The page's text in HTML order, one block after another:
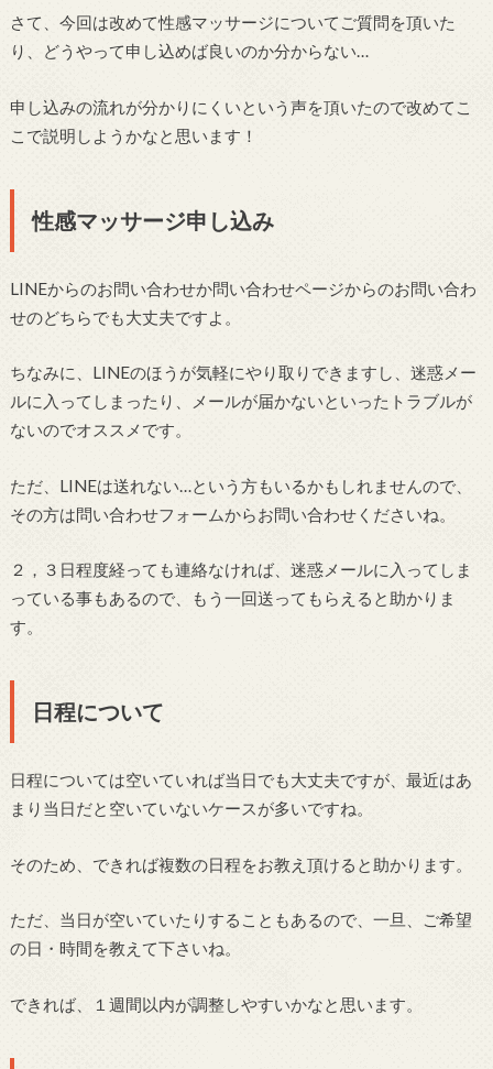
さて、今回は改めて性感マッサージについてご質問を頂いた
り、どうやって申し込めば良いのか分からない…
申し込みの流れが分かりにくいという声を頂いたので改めてこ
こで説明しようかなと思います！
性感マッサージ申し込み
LINEからのお問い合わせか問い合わせページからのお問い合わ
せのどちらでも大丈夫ですよ。
ちなみに、LINEのほうが気軽にやり取りできますし、迷惑メー
ルに入ってしまったり、メールが届かないといったトラブルが
ないのでオススメです。
ただ、LINEは送れない…という方もいるかもしれませんので、
その方は問い合わせフォームからお問い合わせくださいね。
２，３日程度経っても連絡なければ、迷惑メールに入ってしま
っている事もあるので、もう一回送ってもらえると助かりま
す。
日程について
日程については空いていれば当日でも大丈夫ですが、最近はあ
まり当日だと空いていないケースが多いですね。
そのため、できれば複数の日程をお教え頂けると助かります。
ただ、当日が空いていたりすることもあるので、一旦、ご希望
の日・時間を教えて下さいね。
できれば、１週間以内が調整しやすいかなと思います。